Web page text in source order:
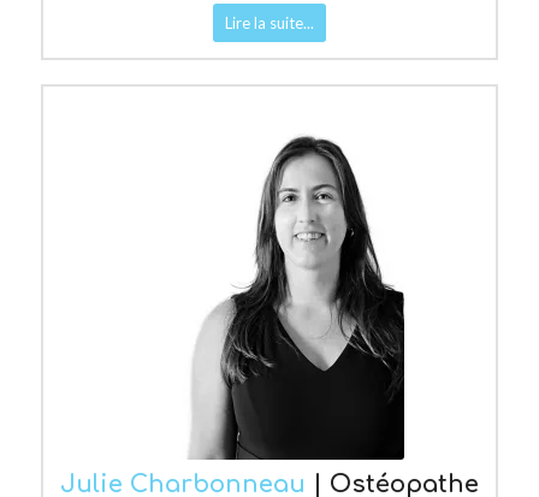
Lire la suite...
Julie Charbonneau | Ostéopathe